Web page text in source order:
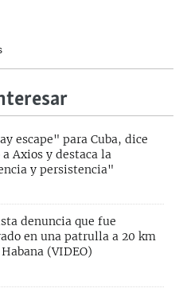
escape" para Cuba, dice
a Axios y destaca la
y persistencia"
denuncia que fue
en una patrulla a 20 km
(VIDEO)